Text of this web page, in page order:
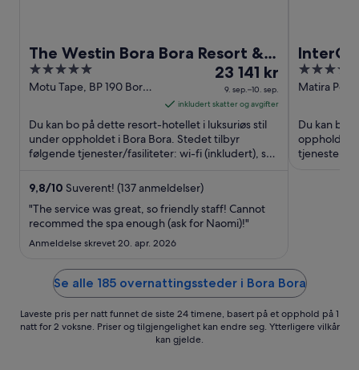
The Westin Bora Bora Resort &
Spa
5
out
5
Motu Tape, BP 190 Bora
Prisen
er
23 141 kr
per
natt
fra
til
10.
23 141 kr
9. sep.–10. sep.
inkludert skatter og avgifter
Du kan bo på dette resort-hotellet i luksuriøs stil
under oppholdet i Bora Bora. Stedet tilbyr
følgende tjenester/fasiliteter: wi-fi (inkludert), spa
9,8/10 Suverent! (137 anmeldelser)
"The service was great, so friendly staff! Cannot
recommed the spa enough (ask for Naomi)!"
Anmeldelse skrevet 20. apr. 2026
Moana
4
out
5
Matira
Du kan bo
oppholdet i
tjenester/
Se alle 185 overnattingssteder i Bora Bora
Laveste pris per natt funnet de siste 24 timene, basert på et opphold på 1
natt for 2 voksne. Priser og tilgjengelighet kan endre seg. Ytterligere vilkår
kan gjelde.